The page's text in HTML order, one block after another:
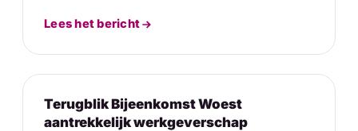
Lees het bericht
Terugblik Bijeenkomst Woest
aantrekkelijk werkgeverschap